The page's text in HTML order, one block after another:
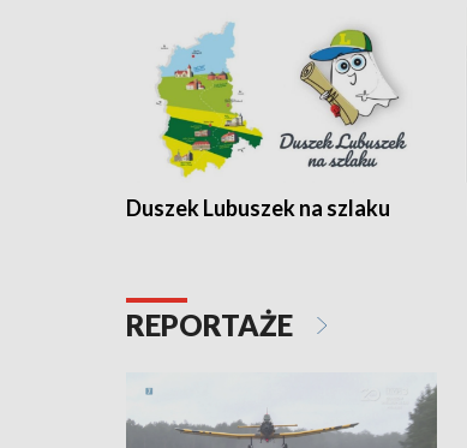
Duszek Lubuszek na szlaku
REPORTAŻE